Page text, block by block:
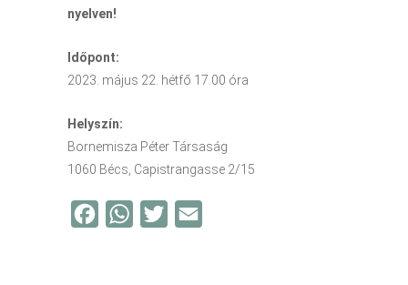
nyelven!
Időpont:
2023. május 22. hétfő 17.00 óra
Helyszín:
Bornemisza Péter Társaság
1060 Bécs, Capistrangasse 2/15
W